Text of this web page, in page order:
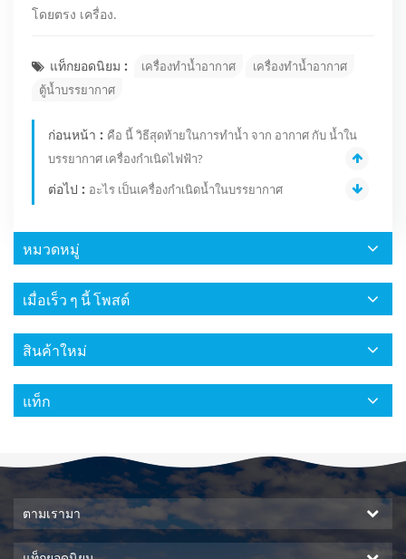
โดยตรง เครื่อง.
แท็กยอดนิยม : เครื่องทำน้ำอากาศ
เครื่องทำน้ำอากาศ
ตู้น้ำบรรยากาศ
ก่อนหน้า : คือ นี้ วิธีสุดท้ายในการทำน้ำ จาก อากาศ กับ น้ำใน
บรรยากาศ เครื่องกำเนิดไฟฟ้า?
ต่อไป : อะไร เป็นเครื่องกำเนิดน้ำในบรรยากาศ
หมวดหมู่
เมื่อเร็ว ๆ นี้ โพสต์
สินค้าใหม่
แท็ก
ตามเรามา